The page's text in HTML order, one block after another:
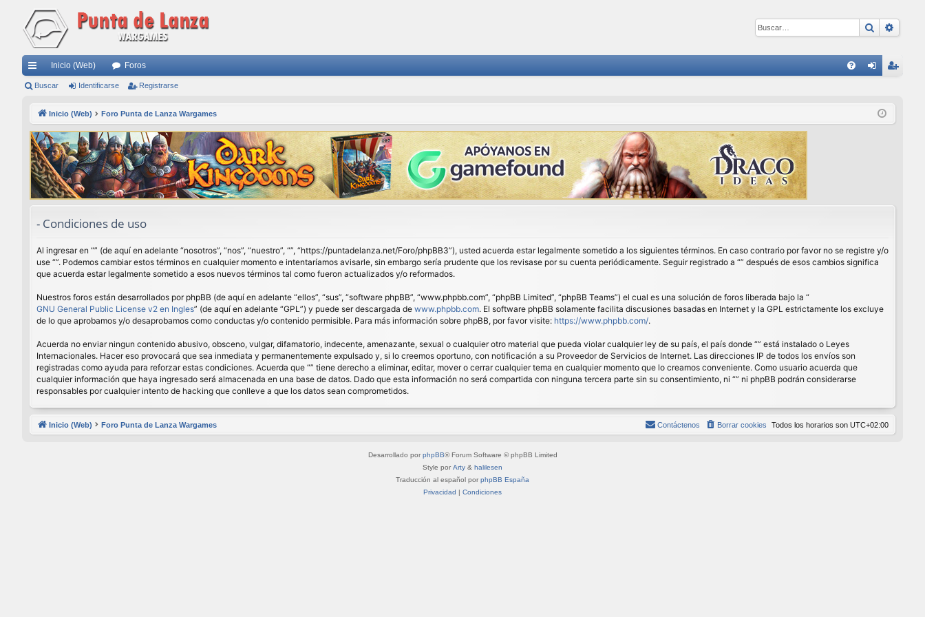
Buscar
nl
rá
pi
do
Inicio (Web) Foros
ist
Buscar Identificarse Registrarse
Inicio (Web) Foro Punta de Lanza Wargames
- Condiciones de uso
Al ingresar en “” (de aquí en adelante “nosotros”, “nos”, “nuestro”, “”, “https://puntadelanza.net/Foro/phpBB3”), usted acuerda estar legalmente sometido a los siguientes términos. En caso contrario por favor no se registre y/o
use “”. Podemos cambiar estos términos en cualquier momento e intentaríamos avisarle, sin embargo sería prudente que los revisase por su cuenta periódicamente. Seguir registrado a “” después de esos cambios significa
que acuerda estar legalmente sometido a esos nuevos términos tal como fueron actualizados y/o reformados.
Nuestros foros están desarrollados por phpBB (de aquí en adelante “ellos”, “sus”, “software phpBB”, “www.phpbb.com”, “phpBB Limited”, “phpBB Teams”) el cual es una solución de foros liberada bajo la “
GNU General Public License v2 en Ingles” (de aquí en adelante “GPL”) y puede ser descargada de www.phpbb.com. El software phpBB solamente facilita discusiones basadas en Internet y la GPL estrictamente los excluye
de lo que aprobamos y/o desaprobamos como conductas y/o contenido permisible. Para más información sobre phpBB, por favor visite: https://www.phpbb.com/.
Acuerda no enviar ningun contenido abusivo, obsceno, vulgar, difamatorio, indecente, amenazante, sexual o cualquier otro material que pueda violar cualquier ley de su país, el país donde “” está instalado o Leyes
Internacionales. Hacer eso provocará que sea inmediata y permanentemente expulsado y, si lo creemos oportuno, con notificación a su Proveedor de Servicios de Internet. Las direcciones IP de todos los envíos son
registradas como ayuda para reforzar estas condiciones. Acuerda que “” tiene derecho a eliminar, editar, mover o cerrar cualquier tema en cualquier momento que lo creamos conveniente. Como usuario acuerda que
cualquier información que haya ingresado será almacenada en una base de datos. Dado que esta información no será compartida con ninguna tercera parte sin su consentimiento, ni “” ni phpBB podrán considerarse
responsables por cualquier intento de hacking que conlleve a que los datos sean comprometidos.
Inicio (Web) Foro Punta de Lanza Wargames Todos los horarios son UTC+02:00
Borrar cookies
Contáctenos
Desarrollado por phpBB® Forum Software © phpBB Limited
Style por Arty & halilesen
Traducción al español por phpBB España
Privacidad | Condiciones